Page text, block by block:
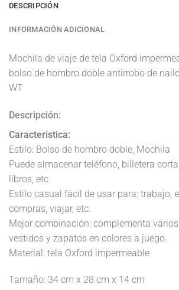
DESCRIPCIÓN
INFORMACIÓN ADICIONAL
Mochila de viaje de tela Oxford
bolso de hombro doble antirrobo de
WT
Descripción:
Característica:
Estilo: Bolso de hombro doble, Mochila
Puede almacenar teléfono, billetera
libros, etc.
Estilo casual fácil de usar para: trabajo,
compras, viajar, etc.
Mejor combinación: complementa
vestidos y zapatos en colores a juego.
Material: tela Oxford impermeable
Tamaño: 34 cm x 28 cm x 14 cm